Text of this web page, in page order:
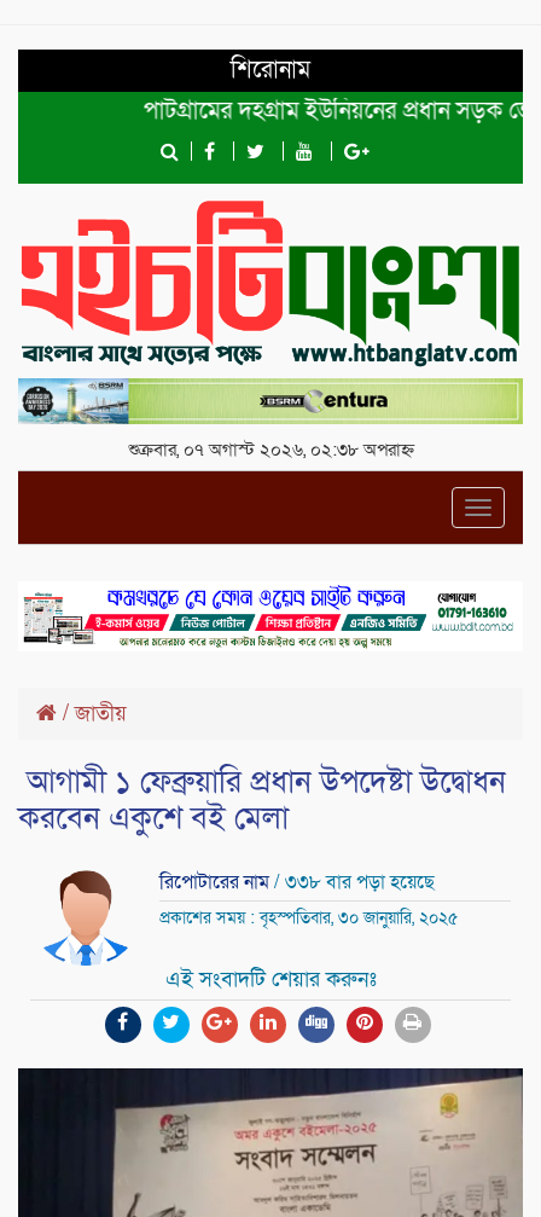
শিরোনাম
পাটগ্রামের দহগ্রাম ইউনিয়নের প্রধান সড়ক ভেঙ্গে
শুক্রবার, ০৭ অগাস্ট ২০২৬, ০২:৩৮ অপরাহ্ন
/জাতীয়
আগামী ১ ফেব্রুয়ারি প্রধান উপদেষ্টা উদ্বোধন
করবেন একুশে বই মেলা
রিপোটারের নাম/ ৩৩৮ বার পড়া হয়েছে
প্রকাশের সময় : বৃহস্পতিবার, ৩০ জানুয়ারি, ২০২৫
এই সংবাদটি শেয়ার করুনঃ